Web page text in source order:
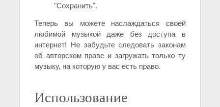
"Сохранить".
Теперь вы можете наслаждаться своей
любимой музыкой даже без доступа в
интернет! Не забудьте следовать законам
об авторском праве и загружать только ту
музыку, на которую у вас есть право.
Использование